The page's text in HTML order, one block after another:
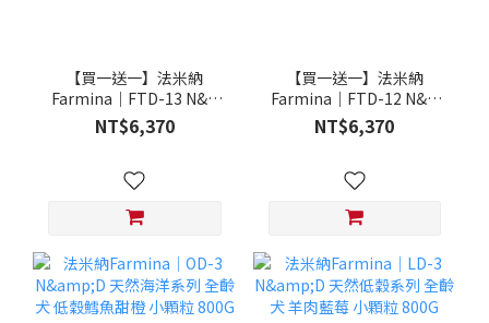
【買一送一】法米納
Farmina｜FTD-13 N&D
天然培育系列-全齡犬-頂級
鮭魚-潔牙顆粒 20KG §下
NT$6,370
【買一送一】法米納
Farmina｜FTD-12 N&D
天然培育系列-全齡犬-頂級
雞肉-潔牙顆粒 20KG §下
NT$6,370